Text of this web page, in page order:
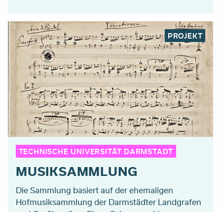
PROJEKT
TECHNISCHE UNIVERSITÄT DARMSTADT
MUSIKSAMMLUNG
Die Sammlung basiert auf der ehemaligen
Hofmusiksammlung der Darmstädter Landgrafen